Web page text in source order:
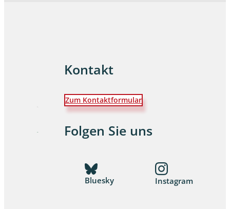
Kontakt
Zum Kontaktformular
Folgen Sie uns
Bluesky Instagram